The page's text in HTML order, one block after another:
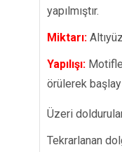
yapılmıştır.
Miktarı:
Yapılışı:
örülerek
Üzeri
Tekrarlanan